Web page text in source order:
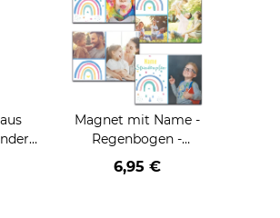
-
-
Magnet mit Name -
Regenbogen -
verschiedene Motive
6,95 €